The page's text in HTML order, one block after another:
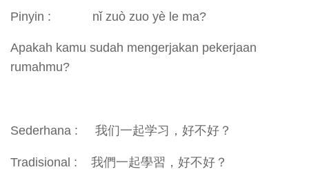
Pinyin : nǐ zuò zuo yè le ma?
Apakah kamu sudah mengerjakan pekerjaan
rumahmu?
Sederhana : 我们一起学习，好不好？
Tradisional : 我們一起學習，好不好？